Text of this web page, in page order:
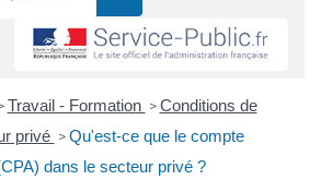
Travail - Formation > Conditions de
privé > Qu'est-ce que le compte
dans le secteur privé ?